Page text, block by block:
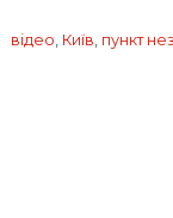
відео, Київ, пункт